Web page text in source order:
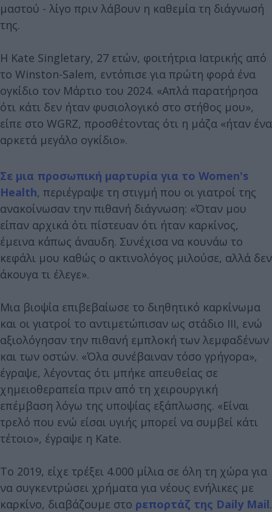
μαστού - λίγο πριν λάβουν η καθεμία τη διάγνωσή
της.
Η Kate Singletary, 27 ετών, φοιτήτρια Ιατρικής από
το Winston-Salem, εντόπισε για πρώτη φορά ένα
ογκίδιο τον Μάρτιο του 2024. «Απλά παρατήρησα
ότι κάτι δεν ήταν φυσιολογικό στο στήθος μου»,
είπε στο WGRZ, προσθέτοντας ότι η μάζα «ήταν ένα
αρκετά μεγάλο ογκίδιο».
Σε μια προσωπική μαρτυρία για το Women's
Health, περιέγραψε τη στιγμή που οι γιατροί της
ανακοίνωσαν την πιθανή διάγνωση: «Όταν μου
είπαν αρχικά ότι πίστευαν ότι ήταν καρκίνος,
έμεινα κάπως άναυδη. Συνέχισα να κουνάω το
κεφάλι μου καθώς ο ακτινολόγος μιλούσε, αλλά δεν
άκουγα τι έλεγε».
Μια βιοψία επιβεβαίωσε το διηθητικό καρκίνωμα
και οι γιατροί το αντιμετώπισαν ως στάδιο III, ενώ
αξιολόγησαν την πιθανή εμπλοκή των λεμφαδένων
και των οστών. «Όλα συνέβαιναν τόσο γρήγορα»,
έγραψε, λέγοντας ότι μπήκε απευθείας σε
χημειοθεραπεία πριν από τη χειρουργική
επέμβαση λόγω της υποψίας εξάπλωσης. «Είναι
τρελό που ενώ είσαι υγιής μπορεί να συμβεί κάτι
τέτοιο», έγραψε η Kate.
Το 2019, είχε τρέξει 4.000 μίλια σε όλη τη χώρα για
να συγκεντρώσει χρήματα για νέους ενήλικες με
καρκίνο, διαβάζουμε στο ρεπορτάζ της Daily Mail.